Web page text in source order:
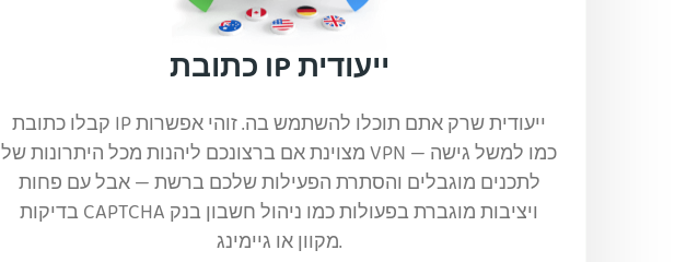
כתובת IP ייעודית
קבלו כתובת IP ייעודית שרק אתם תוכלו להשתמש בה. זוהי אפשרות
מצוינת אם ברצונכם ליהנות מכל היתרונות של VPN — כמו למשל גישה
לתכנים מוגבלים והסתרת הפעילות שלכם ברשת — אבל עם פחות
בדיקות CAPTCHA ויציבות מוגברת בפעולות כמו ניהול חשבון בנק
מקוון או גיימינג.